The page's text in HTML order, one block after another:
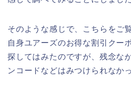
そのような感じで、こちらをご
自身ユアーズのお得な割引クー
探してはみたのですが、残念な
ンコードなどはみつけられなか